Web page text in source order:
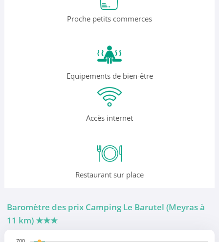
Proche petits commerces
Equipements de bien-être
Accès internet
Restaurant sur place
Baromètre des prix Camping Le Barutel (Meyras à
11 km) ★★★